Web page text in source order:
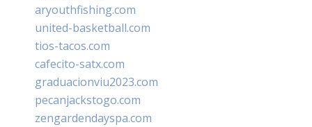
aryouthfishing.com
united-basketball.com
tios-tacos.com
cafecito-satx.com
graduacionviu2023.com
pecanjackstogo.com
zengardendayspa.com